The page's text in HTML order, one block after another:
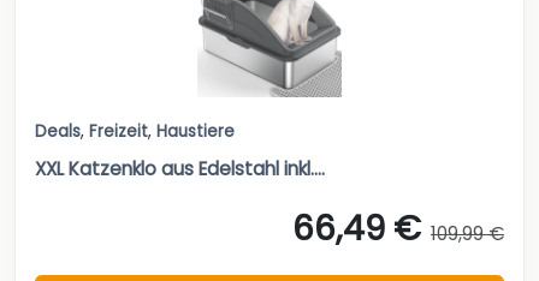
Deals, Freizeit, Haustiere
XXL Katzenklo aus Edelstahl inkl....
66,49 € 109,99 €